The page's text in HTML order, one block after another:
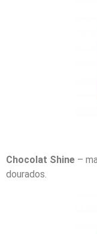
Chocolat Shine –
dourados.